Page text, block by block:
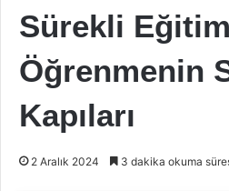
Sürekli
Öğrenmenin
Kapıları
2 Aralık 2024 3 dakika okuma